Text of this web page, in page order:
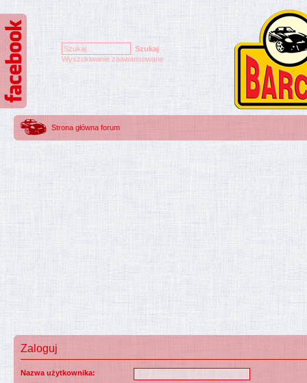
Wyszukiwanie zaawansowane
Strona główna forum
Zaloguj
Nazwa użytkownika: